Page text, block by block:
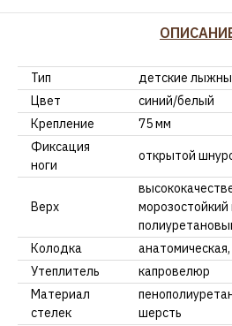
Тип
детские
Цвет
синий/белый
Крепление
75 мм
Фиксация
ноги
открытой
Верх
Колодка
Утеплитель
капровелюр
Материал
стелек
шерсть